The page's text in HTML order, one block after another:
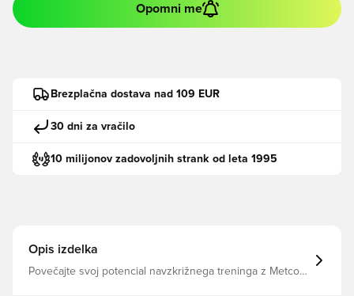
Opomni me
Brezplačna dostava nad 109 EUR
30 dni za vračilo
10 milijonov zadovoljnih strank od leta 1995
Opis izdelka
Povečajte svoj potencial navzkrižnega treninga z Metcon